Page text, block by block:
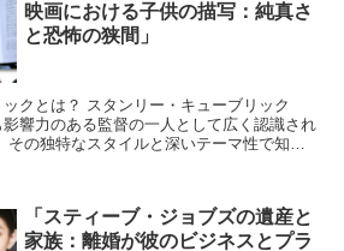
映画における子供の描写：純真さ
と恐怖の狭間」
クとは？ スタンリー・キューブリック
響力のある監督の一人として広く認識され
その独特なスタイルと深いテーマ性で知ら
「スティーブ・ジョブズの遺産と
家族：離婚が彼のビジネスとプラ